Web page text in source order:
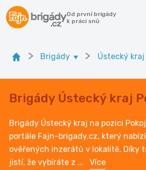
Od první brigády
k práci snů
> Brigády > Ústecký kraj
Brigády Ústecký kraj
Brigády Ústecký kraj na pozici
portále Fajn-brigady.cz, který
ověřených inzerátů v lokalitě. Díky
jistí, že vybíráte z ... Více